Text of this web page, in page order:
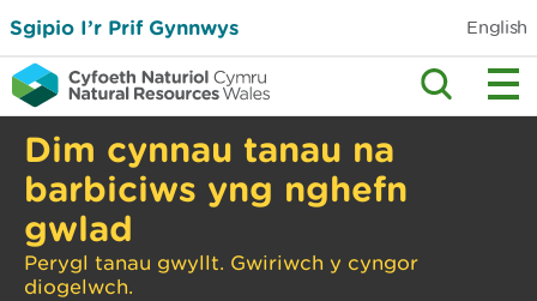
Sgipio I’r Prif Gynnwys English
Dim cynnau tanau na
barbiciws yng nghefn
gwlad
Perygl tanau gwyllt. Gwiriwch y cyngor
diogelwch.